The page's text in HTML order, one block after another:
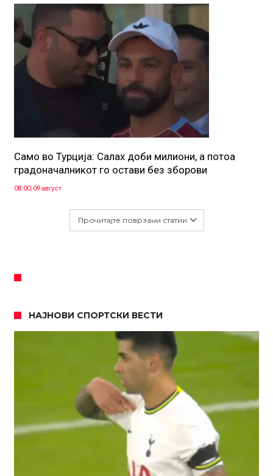
Само во Турција: Салах доби милиони, а потоа
градоначалникот го остави без зборови
08:00, 09 август
Прочитајте поврзани статии
НАЈНОВИ СПОРТСКИ ВЕСТИ